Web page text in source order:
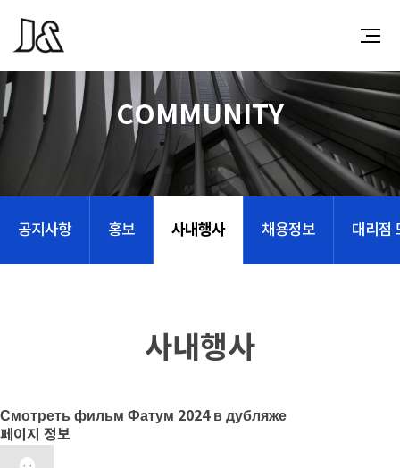
COMMUNITY
공지사항 홍보 사내행사 채용정보 대리점
사내행사
Смотреть фильм Фатум 2024 в дубляже
페이지 정보